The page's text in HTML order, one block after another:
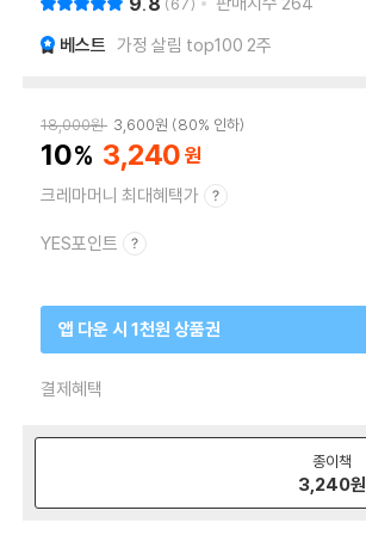
베스트 가정 살림 top100 2주
18,000원 3,600원 80% 인하
10 3,240
크레마머니 최대혜택가
YES포인트
앱 다운 시 1천원 상품권
결제혜택
종이책
3,240원